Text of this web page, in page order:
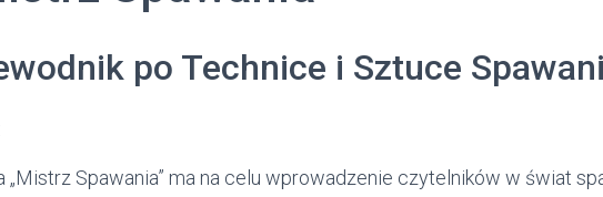
po Technice i Sztuce
„Mistrz Spawania” ma na celu wprowadzenie czytelników w świat